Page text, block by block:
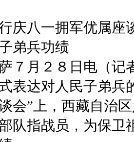
八一拥军优属座
弟兵功绩
７月２８日电（记
表达对人民子弟兵
会”上，西藏自治
队指战员，为保卫